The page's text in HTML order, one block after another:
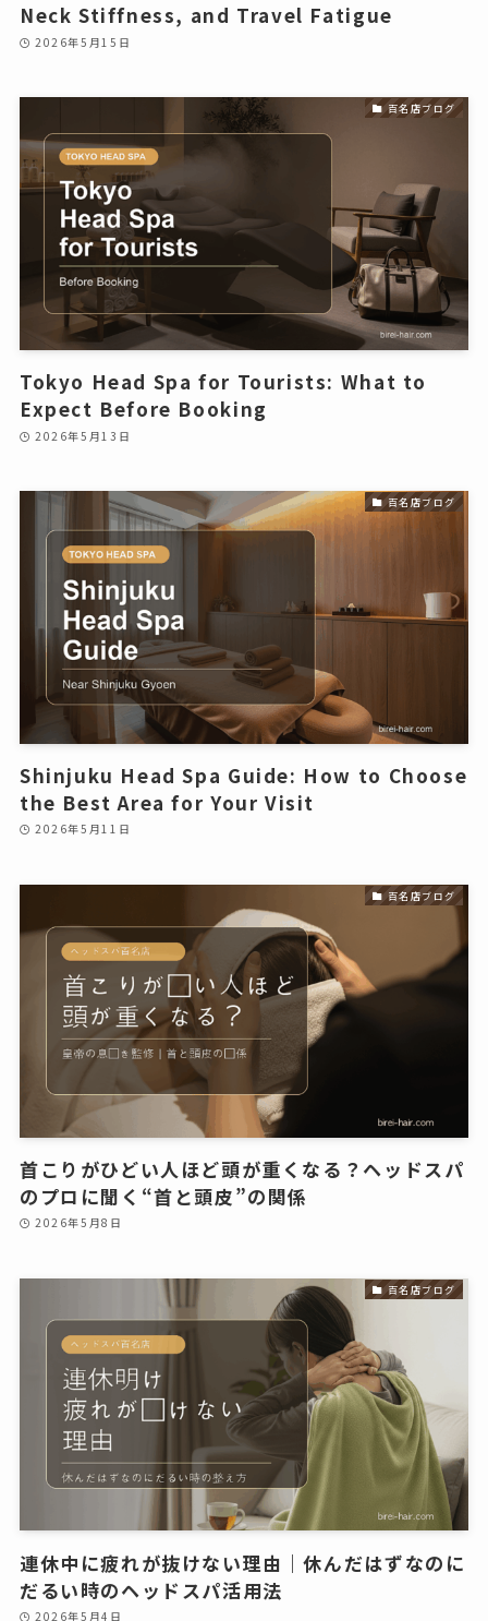
Neck Stiffness, and Travel Fatigue
2026年5月15日
百名店ブログ
Tokyo Head Spa for Tourists: What to
Expect Before Booking
2026年5月13日
百名店ブログ
Shinjuku Head Spa Guide: How to Choose
the Best Area for Your Visit
2026年5月11日
百名店ブログ
首こりがひどい人ほど頭が重くなる？ヘッドスパ
のプロに聞く“首と頭皮”の関係
2026年5月8日
百名店ブログ
連休中に疲れが抜けない理由｜休んだはずなのに
だるい時のヘッドスパ活用法
2026年5月4日